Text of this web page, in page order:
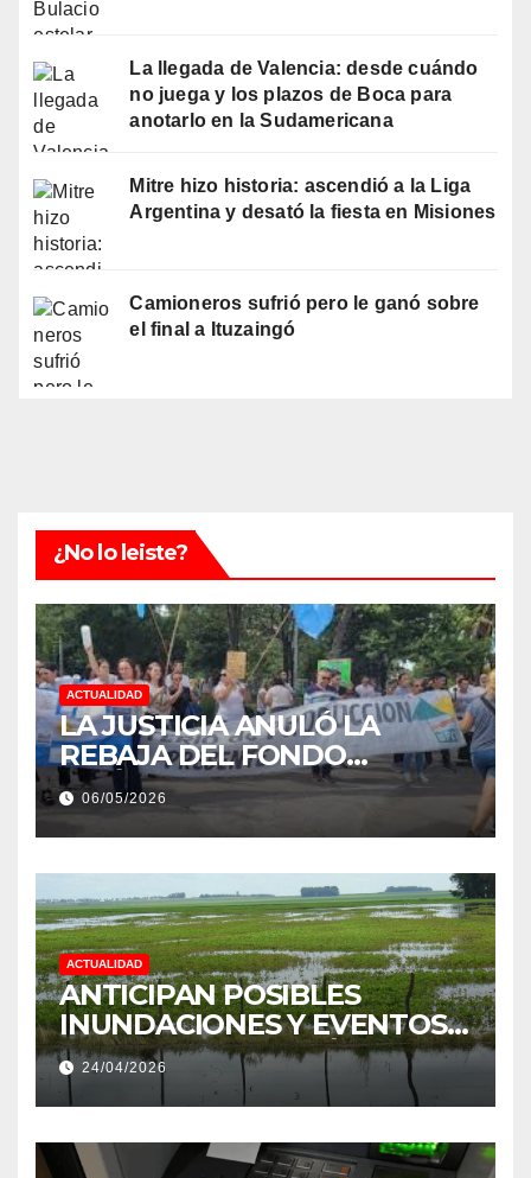
La llegada de Valencia: desde cuándo
no juega y los plazos de Boca para
anotarlo en la Sudamericana
Mitre hizo historia: ascendió a la Liga
Argentina y desató la fiesta en Misiones
Camioneros sufrió pero le ganó sobre
el final a Ituzaingó
¿No lo leiste?
ACTUALIDAD
LA JUSTICIA ANULÓ LA
REBAJA DEL FONDO
ESTÍMULO A EMPLEADOS DE
PRODUCCIÓN DE LA
PROVINCIA DEL CHACO
06/05/2026
ACTUALIDAD
ANTICIPAN POSIBLES
INUNDACIONES Y EVENTOS
EXTREMOS: “PODRÍA SER UN
NIÑO MUY IMPORTANTE”
24/04/2026